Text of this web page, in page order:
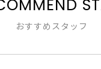
おすすめスタッフ